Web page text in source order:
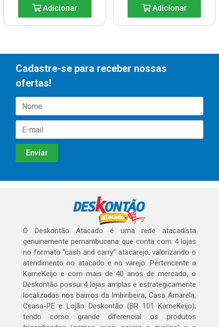
Adicionar Adicionar
Cadastre-se para receber nossas
ofertas!
O Deskontão Atacado é uma rede atacadista
genuinamente pernambucana que conta com 4 lojas
no formato “cash and carry” atacarejo, valorizando o
atendimento no atacado e no varejo. Pertencente a
KarneKeijo e com mais de 40 anos de mercado, o
Deskontão possui 4 lojas amplas e estrategicamente
localizadas nos bairros da Imbiribeira, Casa Amarela,
Ceasa-PE e Lojão Deskontão (BR 101 KarneKeijo),
tendo como grande diferencial os produtos